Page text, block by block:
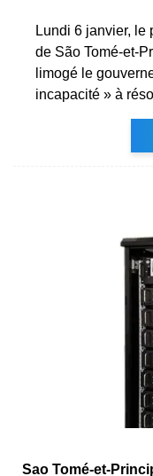
Lundi 6 janvier, le
de São Tomé-et-
limogé le
incapacité » à
Sao Tomé-et-